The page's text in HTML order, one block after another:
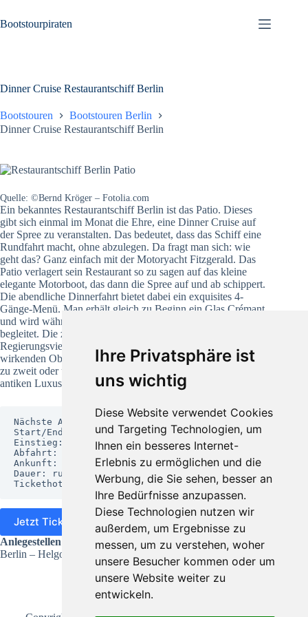
Ihre Privatsphäre ist
uns wichtig
Diese Website verwendet Cookies
und Targeting Technologien, um
Ihnen ein besseres Internet-
Erlebnis zu ermöglichen und die
Werbung, die Sie sehen, besser an
Ihre Bedürfnisse anzupassen.
Diese Technologien nutzen wir
außerdem, um Ergebnisse zu
messen, um zu verstehen, woher
unsere Besucher kommen oder um
unsere Website weiter zu
entwickeln.
Inhalt
springen
Bootstourpiraten
Dinner Cruise Restaurantschiff Berlin
Bootstouren
Bootstouren Berlin
Dinner Cruise Restaurantschiff Berlin
Quelle: ©Bernd Kröger – Fotolia.com
Ein bekanntes Restaurantschiff Berlin ist das Patio. Dieses
gibt sich einmal im Monat die Ehre, eine Dinner Cruise auf
der Spree zu veranstalten. Das bedeutet, dass das Schiff eine
Rundfahrt macht, ohne abzulegen. Da fragt man sich: wie
geht das? Ganz einfach mit der Motoryacht Fitzgerald. Das
Patio verlagert sein Restaurant so zu sagen auf das kleine
elegante Motorboot, das dann die Spree auf und ab schippert.
Die abendliche Dinnerfahrt bietet dabei ein exquisites 4-
Gänge-Menü. Man erhält gleich zu Beginn ein Glas Crémant
und wird während der Spreefahrt mit ausgewählten Weinen
begleitet. Die zweistündige Rundfahrt führt entlang des
Regierungsviertels, historischer Museen bis hin zur wunderbar
wirkenden Oberbaumbrücke. Wer also einen eleganten Abend
zu zweit oder unter Freunden sucht, der legt am besten mit der
antiken Luxusyacht ab.
Nächste Ablegetermine: auf Anfrage
Start/Ende: Helgoländer Ufer, Berlin
Einstieg: 17:00 Uhr
Abfahrt: 17:30 Uhr
Ankunft: 19:30 Uhr
Dauer: rund 2 Stunden
Tickethotline: +49 30 81 79 99 83
Jetzt Ticket online kaufen
Anlegestellen:
Berlin – Helgoländer Ufer